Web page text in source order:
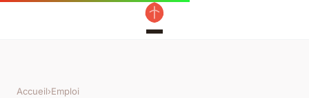
Accueil›Emploi